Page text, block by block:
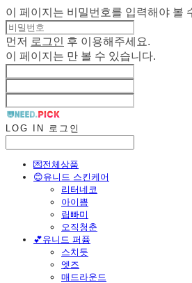
이 페이지는 비밀번호를 입력해야 볼
먼저 로그인
후 이용해주세요.
이 페이지는 만 볼 수 있습니다.
LOG IN 로그인
💌전체상품
😊유니드 스킨케어
리터네코
아이쁨
립빠미
오직청춘
💕유니드 퍼퓸
스치듯
엣즈
매드라운드